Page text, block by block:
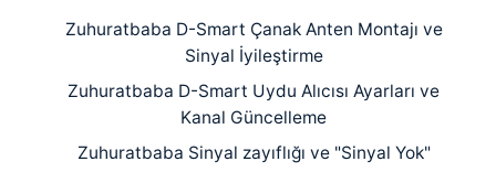
Zuhuratbaba D-Smart Çanak Anten Montajı ve
Sinyal İyileştirme
Zuhuratbaba D-Smart Uydu Alıcısı Ayarları ve
Kanal Güncelleme
Zuhuratbaba Sinyal zayıflığı ve "Sinyal Yok"